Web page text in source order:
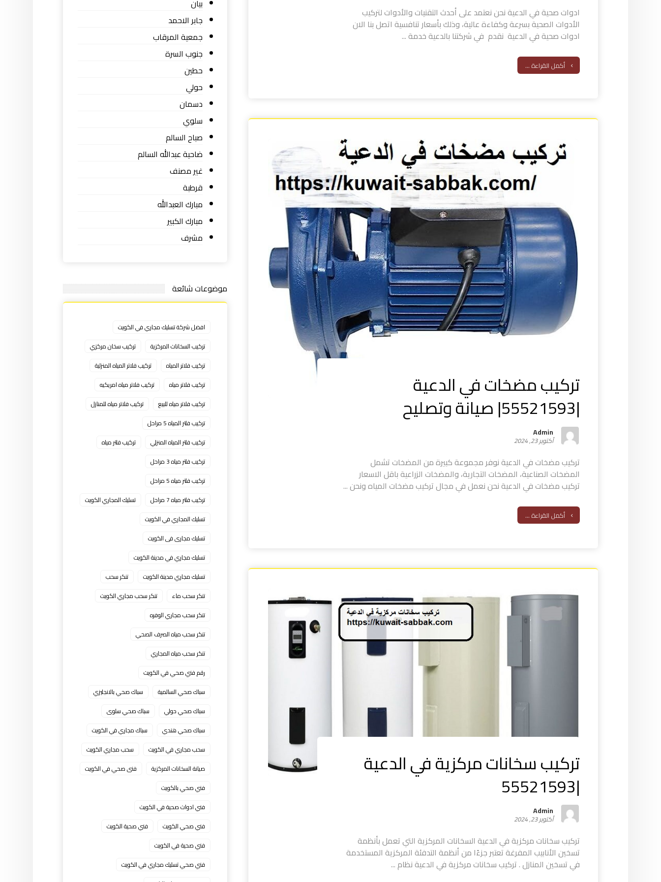
ادوات صحية في الدعية نحن نعتمد على أحدث التقنيات والأدوات لتركيب
الأدوات الصحية بسرعة وكفاءة عالية، وذلك بأسعار تنافسية اتصل بنا الان
ادوات صحية في الدعية نقدم في شركتنا بالدعية خدمة ...
أكمل القراءة ...
تركيب مضخات في الدعية
|55521593| صيانة وتصليح
Admin
أكتوبر 23, 2024
تركيب مضخات في الدعية نوفر مجموعة كبيرة من المضخات تشمل
المضخات الصناعية، المضخات التجارية، والمضخات الزراعية باقل الاسعار
تركيب مضخات في الدعية نحن نعمل في مجال تركيب مضخات المياه ونحن ...
أكمل القراءة ...
تركيب سخانات مركزية في الدعية
|55521593
Admin
أكتوبر 23, 2024
تركيب سخانات مركزية في الدعية السخانات المركزية التي تعمل بأنظمة
تسخين الأنابيب المفرغة تعتبر جزءًا من أنظمة التدفئة المركزية المستخدمة
في تسخين المنازل . تركيب سخانات مركزية في الدعية نظام ...
بيان
جابر الاحمد
جمعية المرقاب
جنوب السرة
حطين
حولي
دسمان
سلوي
صباح السالم
ضاحية عبدالله السالم
غير مصنف
قرطبة
مبارك العبدالله
مبارك الكبير
مشرف
موضوعات شائعة
افضل شركة تسليك مجاري في الكويت
تركيب السخانات المركزية
تركيب سخان مركزي
تركيب فلاتر المياه
تركيب فلاتر المياه المنزلية
تركيب فلاتر مياه
تركيب فلاتر مياه امريكيه
تركيب فلاتر مياه للبيع
تركيب فلاتر مياه للمنازل
تركيب فلتر المياه 5 مراحل
تركيب فلتر المياه المنزلي
تركيب فلتر مياه
تركيب فلتر مياه 3 مراحل
تركيب فلتر مياه 5 مراحل
تركيب فلتر مياه 7 مراحل
تسليك المجاري الكويت
تسليك المجاري في الكويت
تسليك مجارى فى الكويت
تسليك مجاري في مدينة الكويت
تسليك مجاري مدينة الكويت
تنكر سحب
تنكر سحب ماء
تنكر سحب مجاري الكويت
تنكر سحب مجاري الوفره
تنكر سحب مياه الصرف الصحي
تنكر سحب مياه المجاري
رقم فني صحي في الكويت
سباك صحي السالمية
سباك صحي بالانجليزي
سباك صحي حولي
سباك صحي سلوى
سباك صحي هندي
سباك مجاري في الكويت
سحب مجاري في الكويت
سحب مجاري الكويت
صيانة السخانات المركزية
فنى صحي في الكويت
فني صحي بالكويت
فني ادوات صحية في الكويت
فني صحي الكويت
فني صحية الكويت
فني صحية في الكويت
فني صحي تسليك مجاري في الكويت